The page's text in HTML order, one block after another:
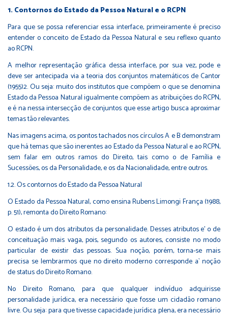
1. Contornos do Estado da Pessoa Natural e o RCPN
Para que se possa referenciar essa interface, primeiramente é preciso
entender o conceito de Estado da Pessoa Natural e seu reflexo quanto
ao RCPN.
A melhor representação gráfica dessa interface, por sua vez, pode e
deve ser antecipada via a teoria dos conjuntos matemáticos de Cantor
(1955)2. Ou seja: muito dos institutos que compõem o que se denomina
Estado da Pessoa Natural igualmente compõem as atribuições do RCPN,
e é na nessa intersecção de conjuntos que esse artigo busca aproximar
temas tão relevantes.
Nas imagens acima, os pontos tachados nos círculos A e B demonstram
que há temas que são inerentes ao Estado da Pessoa Natural e ao RCPN,
sem falar em outros ramos do Direito, tais como o de Família e
Sucessões, os da Personalidade, e os da Nacionalidade, entre outros.
1.2. Os contornos do Estado da Pessoa Natural
O Estado da Pessoa Natural, como ensina Rubens Limongi França (1988,
p. 51), remonta do Direito Romano:
O estado é um dos atributos da personalidade. Desses atributos e' o de
conceituação mais vaga, pois, segundo os autores, consiste no modo
particular de existir das pessoas. Sua noção, porém, torna-se mais
precisa se lembrarmos que no direito moderno corresponde a` noção
de status do Direito Romano.
No Direito Romano, para que qualquer indivíduo adquirisse
personalidade jurídica, era necessário que fosse um cidadão romano
livre. Ou seja: para que tivesse capacidade jurídica plena, era necessário